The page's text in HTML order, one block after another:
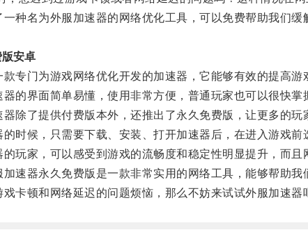
名为外服加速器的网络优化工具，可以免费帮助我们缓
安卓
门为游戏网络优化开发的加速器，它能够有效的提高游
界面简单易懂，使用非常方便，普通玩家也可以很快掌
了提供付费版本外，还推出了永久免费版，让更多的玩
候，只需要下载、安装、打开加速器后，在进入游戏前
家，可以感受到游戏的流畅度和稳定性明显提升，而且
器永久免费版是一款非常实用的网络工具，能够帮助我
顿和网络延迟的问题烦恼，那么不妨来试试外服加速器